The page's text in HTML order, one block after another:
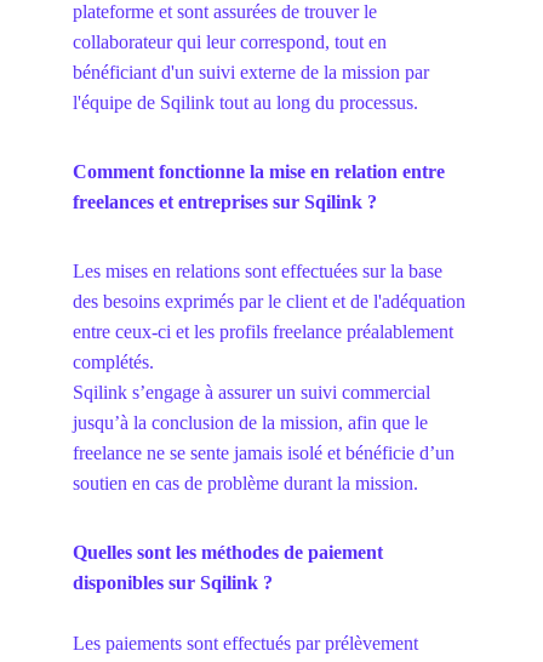
plateforme et sont assurées de trouver le
collaborateur qui leur correspond, tout en
bénéficiant d'un suivi externe de la mission par
l'équipe de Sqilink tout au long du processus.
Comment fonctionne la mise en relation entre
freelances et entreprises sur Sqilink ?
Les mises en relations sont effectuées sur la base
des besoins exprimés par le client et de l'adéquation
entre ceux-ci et les profils freelance préalablement
complétés.
Sqilink s’engage à assurer un suivi commercial
jusqu’à la conclusion de la mission, afin que le
freelance ne se sente jamais isolé et bénéficie d’un
soutien en cas de problème durant la mission.
Quelles sont les méthodes de paiement
disponibles sur Sqilink ?
Les paiements sont effectués par prélèvement